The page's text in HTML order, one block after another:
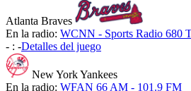
Atlanta Braves
En la radio: WCNN - Sports Radio 680
- : -Detalles del juego
New York Yankees
En la radio: WFAN 66 AM - 101.9 FM